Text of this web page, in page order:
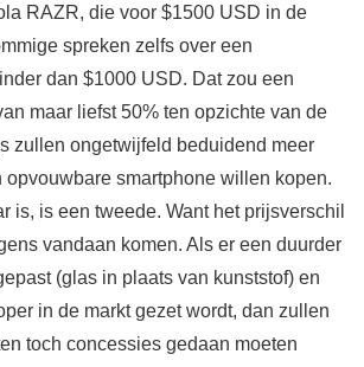
RAZR, die voor $1500 USD in de
spreken zelfs over een
dan $1000 USD. Dat zou een
maar liefst 50% ten opzichte van de
zullen ongetwijfeld beduidend meer
opvouwbare smartphone willen kopen.
is, is een tweede. Want het prijsverschil
vandaan komen. Als er een duurder
(glas in plaats van kunststof) en
in de markt gezet wordt, dan zullen
toch concessies gedaan moeten